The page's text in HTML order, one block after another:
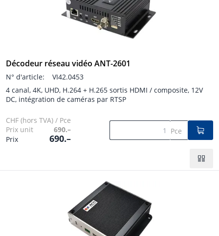
Décodeur réseau vidéo ANT-2601
N° d'article:
VI42.0453
4 canal, 4K, UHD, H.264 + H.265 sortis HDMI / composite, 12V
DC, intégration de caméras par RTSP
CHF (hors TVA) / Pce
Prix unit
690.–
Prix
690.–
Pce